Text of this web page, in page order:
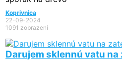
Koprivnica
22-09-2024
1091 zobrazení
Darujem sklennú vatu na